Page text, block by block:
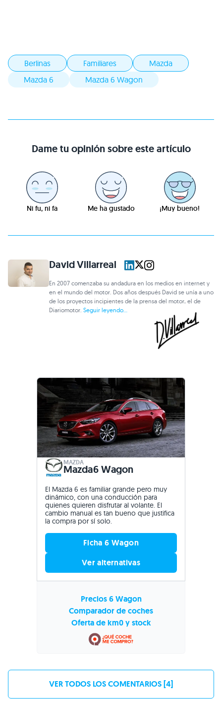
Berlinas Familiares
Mazda
Mazda 6
Mazda 6 Wagon
Dame tu opinión sobre este artículo
Ni fu, ni fa Me ha gustado ¡Muy bueno!
David Villarreal
En 2007 comenzaba su andadura en los medios en internet y
en el mundo del motor. Dos años después David se unía a uno
de los proyectos incipientes de la prensa del motor, el de
Diariomotor.Seguir leyendo...
MAZDA
Mazda6 Wagon
El Mazda 6 es familiar grande pero muy
dinámico, con una conducción para
quienes quieren disfrutar al volante. El
cambio manual es tan bueno que justifica
la compra por sí solo.
Ficha 6 Wagon
Ver alternativas
Precios 6 Wagon
Comparador de coches
Oferta de km0 y stock
VER TODOS LOS COMENTARIOS [4]